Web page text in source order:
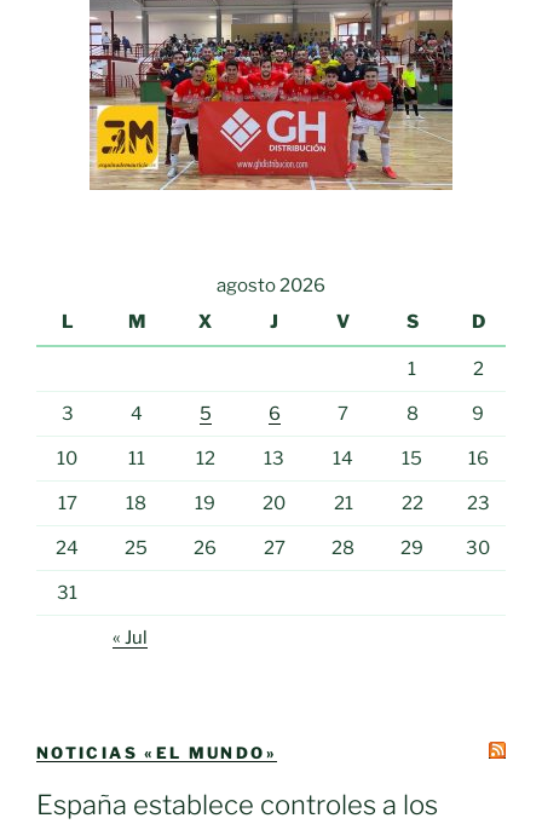
agosto 2026
L
M X J V S D
1 2
3 4 5 6 7 8 9
10 11 12 13 14 15 16
17 18 19 20 21 22 23
24 25 26 27 28 29 30
31
« Jul
NOTICIAS «EL MUNDO»
España establece controles a los